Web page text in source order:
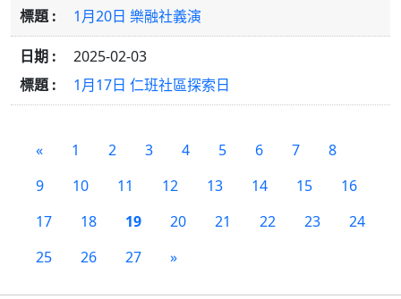
1月20日 樂融社義演
2025-02-03
1月17日 仁班社區探索日
« 1 2 3 4 5 6 7
8
9
10 11 12 13 14 15
16
17
18 19 20 21 22 23
24
25
26 27 »